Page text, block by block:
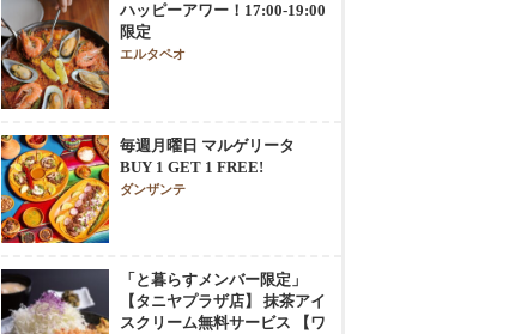
ハッピーアワー！17:00-19:00
限定
エルタペオ
毎週月曜日 マルゲリータ
BUY 1 GET 1 FREE!
ダンザンテ
「と暮らすメンバー限定」
【タニヤプラザ店】 抹茶アイ
スクリーム無料サービス 【ワ